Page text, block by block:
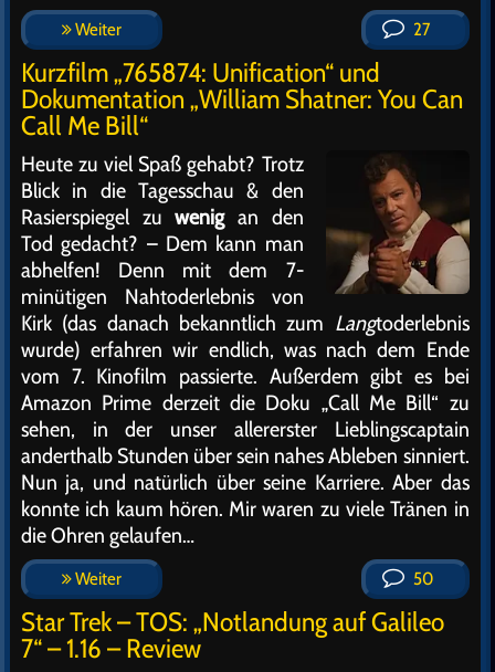
Weiter 27
Kurzfilm „765874: Unification“ und
Dokumentation „William Shatner: You Can
Call Me Bill“
Heute zu viel Spaß gehabt? Trotz
Blick in die Tagesschau & den
Rasierspiegel zuwenigan den
Tod gedacht? – Dem kann man
abhelfen! Denn mit dem 7-
minütigen Nahtoderlebnis von
Kirk (das danach bekanntlich zum Langtoderlebnis
wurde) erfahren wir endlich, was nach dem Ende
vom 7. Kinofilm passierte. Außerdem gibt es bei
Amazon Prime derzeit die Doku „Call Me Bill“ zu
sehen, in der unser allererster Lieblingscaptain
anderthalb Stunden über sein nahes Ableben sinniert.
Nun ja, und natürlich über seine Karriere. Aber das
konnte ich kaum hören. Mir waren zu viele Tränen in
die Ohren gelaufen…
Weiter 50
Star Trek – TOS: „Notlandung auf Galileo
7“ – 1.16 – Review